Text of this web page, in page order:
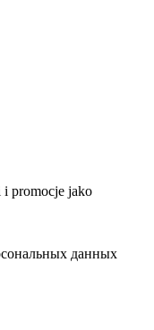
i promocje jako
данных